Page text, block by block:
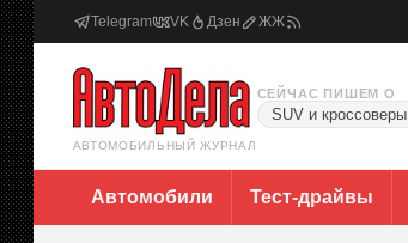
Telegram VK Дзен ЖЖ
АВТОМОБИЛЬНЫЙ ЖУРНАЛ
СЕЙЧАС ПИШЕМ О
SUV и кроссоверы
Автомобили Тест-драйвы